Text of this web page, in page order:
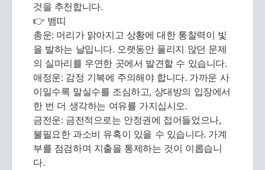
것을 추천합니다.
👉 뱀띠
총운: 머리가 맑아지고 상황에 대한 통찰력이 빛
을 발하는 날입니다. 오랫동안 풀리지 않던 문제
의 실마리를 우연한 곳에서 발견할 수 있습니다.
애정운: 감정 기복에 주의해야 합니다. 가까운 사
이일수록 말실수를 조심하고, 상대방의 입장에서
한 번 더 생각하는 여유를 가지십시오.
금전운: 금전적으로는 안정권에 접어들었으나,
불필요한 과소비 유혹이 있을 수 있습니다. 가계
부를 점검하며 지출을 통제하는 것이 이롭습니
다.